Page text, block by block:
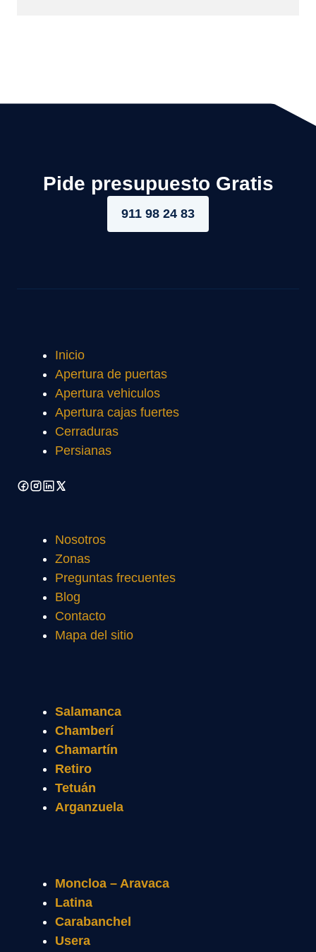
Pide presupuesto Gratis
911 98 24 83
Inicio
Apertura de puertas
Apertura vehiculos
Apertura cajas fuertes
Cerraduras
Persianas
Nosotros
Zonas
Preguntas frecuentes
Blog
Contacto
Mapa del sitio
Salamanca
Chamberí
Chamartín
Retiro
Tetuán
Arganzuela
Moncloa – Aravaca
Latina
Carabanchel
Usera